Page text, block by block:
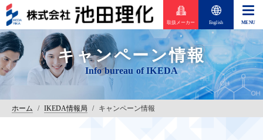
取扱メーカー English
キャンペーン情報
ホーム / IKEDA情報局 / キャンペーン情報